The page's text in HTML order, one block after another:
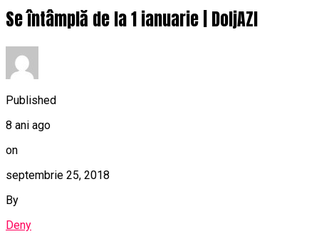
Se întâmplă de la 1 ianuarie | DoljAZI
Published
8 ani ago
on
septembrie 25, 2018
By
Deny